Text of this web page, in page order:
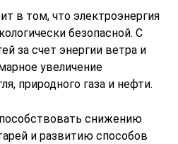
в том, что электроэнергия
безопасной. С
за счет энергии ветра и
увеличение
природного газа и нефти.
снижению
и развитию способов